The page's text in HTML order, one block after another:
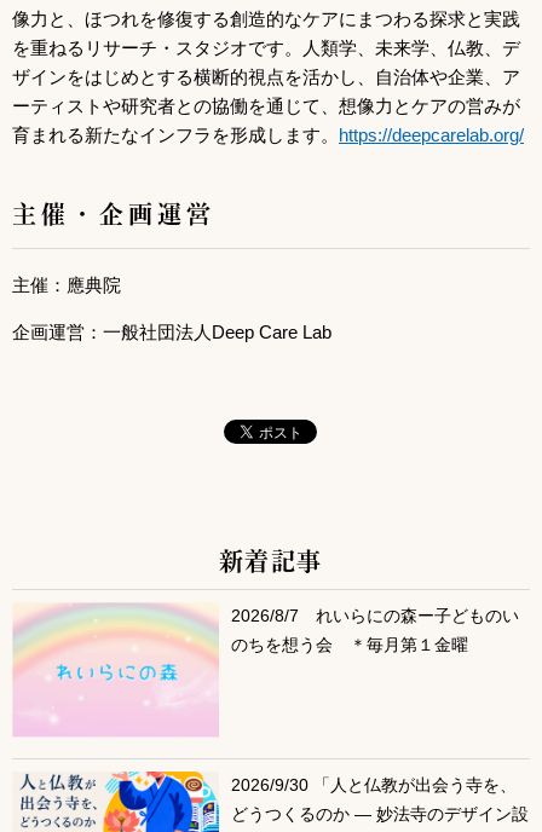
像力と、ほつれを修復する創造的なケアにまつわる探求と実践
を重ねるリサーチ・スタジオです。人類学、未来学、仏教、デ
ザインをはじめとする横断的視点を活かし、自治体や企業、ア
ーティストや研究者との協働を通じて、想像力とケアの営みが
育まれる新たなインフラを形成します。 https://deepcarelab.org/
主催・企画運営
主催：應典院
企画運営：一般社団法人Deep Care Lab
サブコンテンツ
新着記事
2026/8/7 れいらにの森ー子どものい
のちを想う会 ＊毎月第１金曜
2026/9/30 「人と仏教が出会う寺を、
どうつくるのか ― 妙法寺のデザイン設